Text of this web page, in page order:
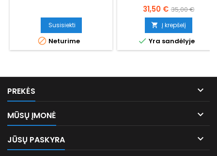
Susisiekti
 Neturime
Kaina
31,50 € Bazinė
kaina
35,00 €
 Į krepšelį
 Yra sandėlyje
PREKĖS 
MŪSŲ ĮMONĖ 
JŪSŲ PASKYRA 